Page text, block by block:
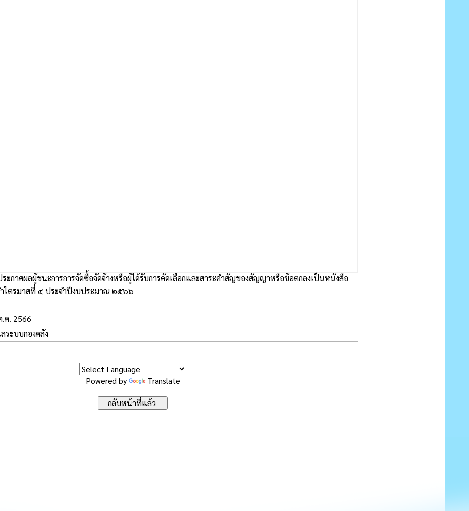
ระกาศผลผู้ชนะการการจัดซื้อจัดจ้างหรือผู้ได้รับการคัดเลือกและสาระคำสัญของสัญญาหรือข้อตกลงเป็นหนังสือ
ไตรมาสที่ ๔ ประจำปีงบประมาณ ๒๕๖๖
.ค. 2566
ระบบกองคลัง
Powered by Translate